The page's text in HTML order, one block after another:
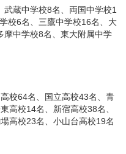
蔵中学校8名、両国中学校1
校6名、三鷹中学校16名、大
摩中学校8名、東大附属中学
校64名、国立高校43名、青
高校14名、新宿高校38名、
高校23名、小山台高校19名